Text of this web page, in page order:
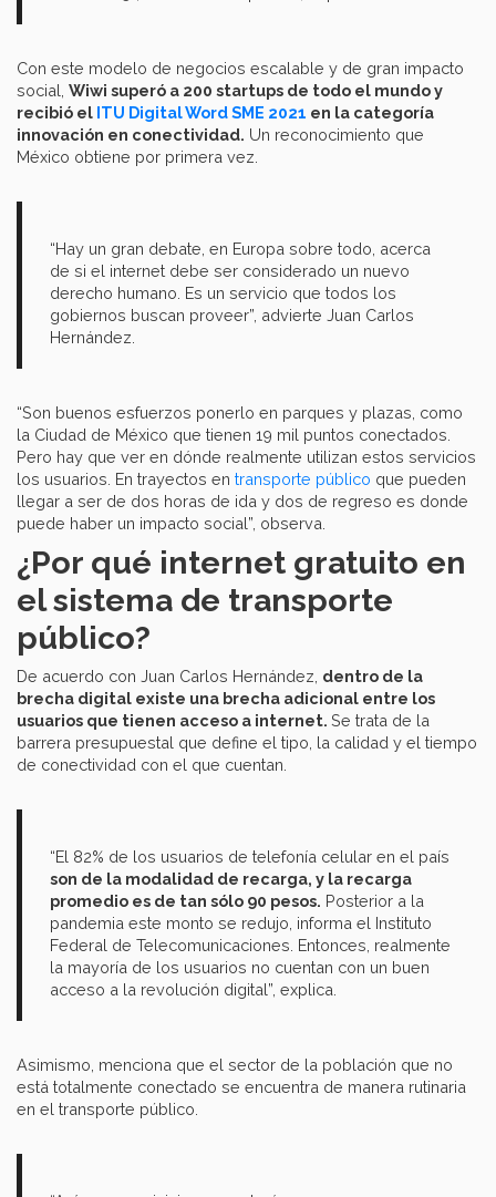
Con este modelo de negocios escalable y de gran impacto
social, Wiwi superó a 200 startups de todo el mundo y
recibió el ITU Digital Word SME 2021 en la categoría
innovación en conectividad. Un reconocimiento que
México obtiene por primera vez.
“Hay un gran debate, en Europa sobre todo, acerca
de si el internet debe ser considerado un nuevo
derecho humano. Es un servicio que todos los
gobiernos buscan proveer”, advierte Juan Carlos
Hernández.
“Son buenos esfuerzos ponerlo en parques y plazas, como
la Ciudad de México que tienen 19 mil puntos conectados.
Pero hay que ver en dónde realmente utilizan estos servicios
los usuarios. En trayectos en transporte público que pueden
llegar a ser de dos horas de ida y dos de regreso es donde
puede haber un impacto social”, observa.
¿Por qué internet gratuito en
el sistema de transporte
público?
De acuerdo con Juan Carlos Hernández, dentro de la
brecha digital existe una brecha adicional entre los
usuarios que tienen acceso a internet. Se trata de la
barrera presupuestal que define el tipo, la calidad y el tiempo
de conectividad con el que cuentan.
“El 82% de los usuarios de telefonía celular en el país
son de la modalidad de recarga, y la recarga
promedio es de tan sólo 90 pesos. Posterior a la
pandemia este monto se redujo, informa el Instituto
Federal de Telecomunicaciones. Entonces, realmente
la mayoría de los usuarios no cuentan con un buen
acceso a la revolución digital”, explica.
Asimismo, menciona que el sector de la población que no
está totalmente conectado se encuentra de manera rutinaria
en el transporte público.